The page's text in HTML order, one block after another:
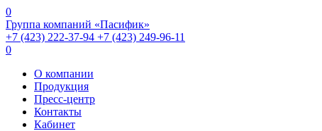
0
Группа компаний «Пасифик»
+7 (423) 222-37-94 +7 (423) 249-96-11
0
О компании
Продукция
Пресс-центр
Контакты
Кабинет